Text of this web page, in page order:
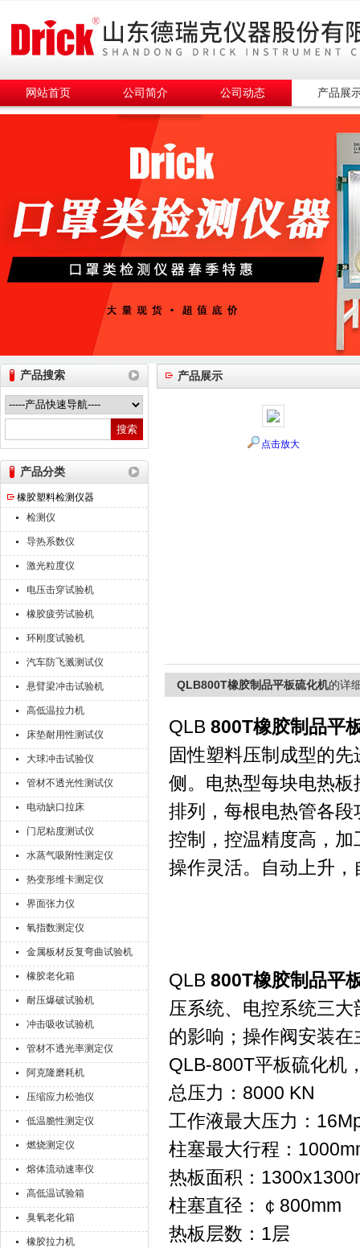
山东德瑞克仪器股份有限公司
网站首页 公司简介 公司动态 产品展
产品搜索
产品分类
橡胶塑料检测仪器
检测仪
导热系数仪
激光粒度仪
电压击穿试验机
橡胶疲劳试验机
环刚度试验机
汽车防飞溅测试仪
悬臂梁冲击试验机
高低温拉力机
床垫耐用性测试仪
大球冲击试验仪
管材不透光性测试仪
电动缺口拉床
门尼粘度测试仪
水蒸气吸附性测定仪
热变形维卡测定仪
界面张力仪
氧指数测定仪
金属板材反复弯曲试验机
橡胶老化箱
耐压爆破试验机
冲击吸收试验机
管材不透光率测定仪
阿克隆磨耗机
压缩应力松弛仪
低温脆性测定仪
燃烧测定仪
熔体流动速率仪
高低温试验箱
臭氧老化箱
橡胶拉力机
产品展示
点击放大
QLB800T橡胶制品平板硫化机的详
QLB 800T橡胶制品平
固性塑料压制成型的
侧。电热型每块电热
排列，每根电热管各
控制，控温精度高，
操作灵活。自动上升
QLB 800T橡胶制品平
压系统、电控系统三
的影响；操作阀安装
QLB-800T平板硫化机
总压力：8000 KN
工作液最大压力：
柱塞最大行程：
热板面积：
柱塞直径：￠800mm
热板层数：1层